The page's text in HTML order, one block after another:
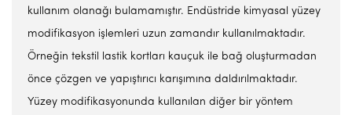
kullanım olanağı bulamamıştır. Endüstride kimyasal yüzey
modifikasyon işlemleri uzun zamandır kullanılmaktadır.
Örneğin tekstil lastik kortları kauçuk ile bağ oluşturmadan
önce çözgen ve yapıştırıcı karışımına daldırılmaktadır.
Yüzey modifikasyonunda kullanılan diğer bir yöntem